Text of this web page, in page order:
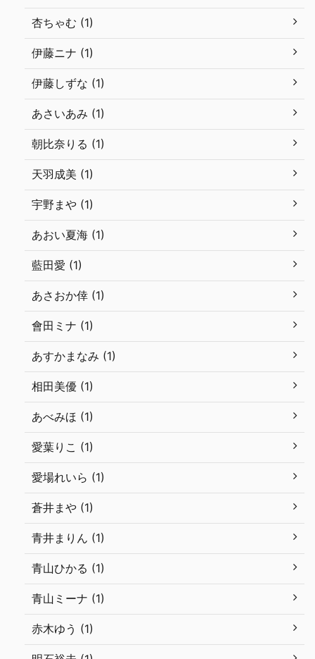
杏ちゃむ (1)
伊藤ニナ (1)
伊藤しずな (1)
あさいあみ (1)
朝比奈りる (1)
天羽成美 (1)
宇野まや (1)
あおい夏海 (1)
藍田愛 (1)
あさおか倖 (1)
會田ミナ (1)
あすかまなみ (1)
相田美優 (1)
あべみほ (1)
愛葉りこ (1)
愛場れいら (1)
蒼井まや (1)
青井まりん (1)
青山ひかる (1)
青山ミーナ (1)
赤木ゆう (1)